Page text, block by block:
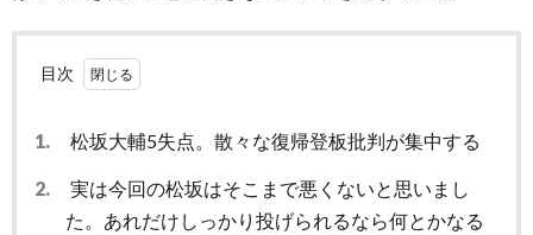
目次
1. 松坂大輔5失点。散々な復帰登板批判が集中する
2.
実は今回の松坂はそこまで悪くないと思いまし
た。あれだけしっかり投げられるなら何とかなる